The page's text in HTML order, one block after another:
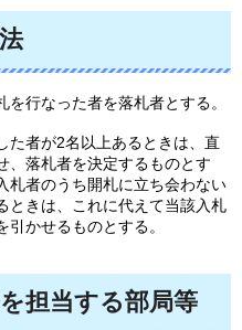
行なった者を落札者とする。
た者が2名以上あるときは、直
、落札者を決定するものとす
札者のうち開札に立ち会わない
ときは、これに代えて当該入札
かせるものとする。
担当する部局等